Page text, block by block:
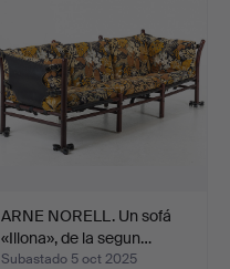
ARNE NORELL. Un sofá
«Illona», de la segun…
Subastado 5 oct 2025